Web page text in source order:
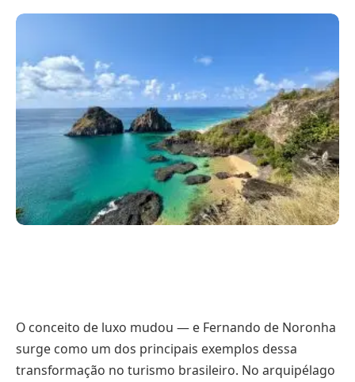
O conceito de luxo mudou — e Fernando de Noronha
surge como um dos principais exemplos dessa
transformação no turismo brasileiro. No arquipélago